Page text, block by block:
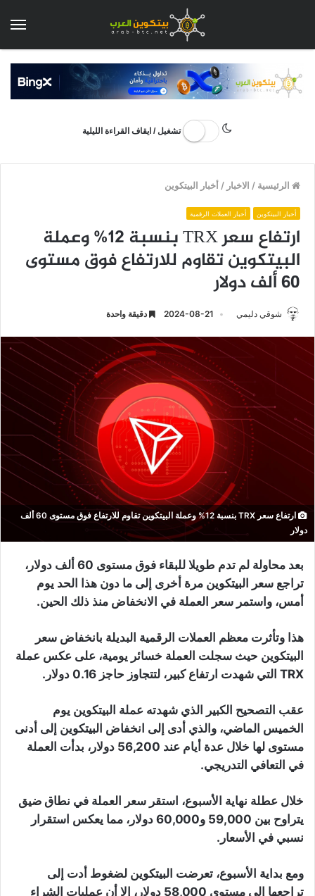
تشغيل / ايقاف القراءة الليلية
الرئيسية / الاخبار /أخبار البيتكوين
أخبار البيتكوين أخبار العملات الرقمية
ارتفاع سعر TRX بنسبة 12% وعملة
البيتكوين تقاوم للارتفاع فوق مستوى
60 ألف دولار
شوقي دليمي 2024-08-21 دقيقة واحدة
ارتفاع سعر TRX بنسبة 12% وعملة البيتكوين تقاوم للارتفاع فوق مستوى 60 ألف
دولار
بعد محاولة لم تدم طويلا للبقاء فوق مستوى 60 ألف دولار،
تراجع سعر البيتكوين مرة أخرى إلى ما دون هذا الحد يوم
أمس، واستمر سعر العملة في الانخفاض منذ ذلك الحين.
هذا وتأثرت معظم العملات الرقمية البديلة بانخفاض سعر
البيتكوين حيث سجلت العملة خسائر يومية، على عكس عملة
TRX التي شهدت ارتفاع كبير، لتتجاوز حاجز 0.16 دولار.
عقب التصحيح الكبير الذي شهدته عملة البيتكوين يوم
الخميس الماضي، والذي أدى إلى انخفاض البيتكوين إلى أدنى
مستوى لها خلال عدة أيام عند 56,200 دولار، بدأت العملة
في التعافي التدريجي.
خلال عطلة نهاية الأسبوع، استقر سعر العملة في نطاق ضيق
يتراوح بين 59,000 و60,000 دولار، مما يعكس استقرار
نسبي في الأسعار.
ومع بداية الأسبوع، تعرضت البيتكوين لضغوط أدت إلى
تراجعها إلى مستوى 58,000 دولار، إلا أن عمليات الشراء